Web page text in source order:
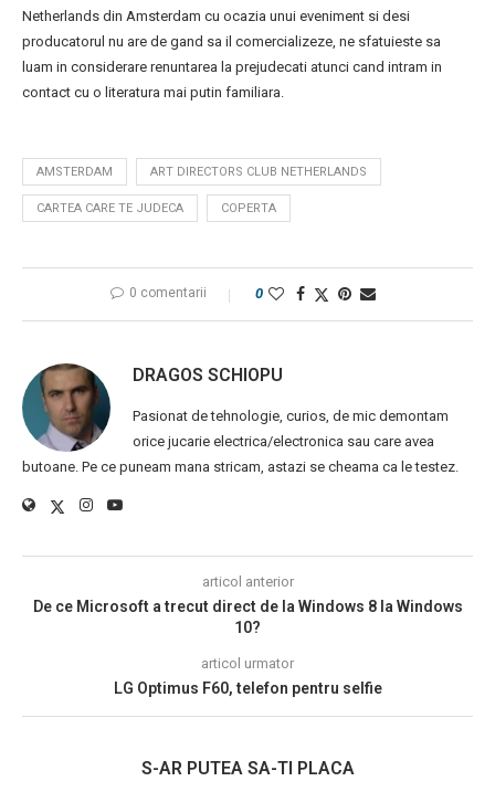
Netherlands din Amsterdam cu ocazia unui eveniment si desi
producatorul nu are de gand sa il comercializeze, ne sfatuieste sa
luam in considerare renuntarea la prejudecati atunci cand intram in
contact cu o literatura mai putin familiara.
AMSTERDAM ART DIRECTORS CLUB NETHERLANDS
CARTEA CARE TE JUDECA COPERTA
0 comentarii 0
DRAGOS SCHIOPU
Pasionat de tehnologie, curios, de mic demontam
orice jucarie electrica/electronica sau care avea
butoane. Pe ce puneam mana stricam, astazi se cheama ca le testez.
articol anterior
De ce Microsoft a trecut direct de la Windows 8 la Windows
10?
articol urmator
LG Optimus F60, telefon pentru selfie
S-AR PUTEA SA-TI PLACA